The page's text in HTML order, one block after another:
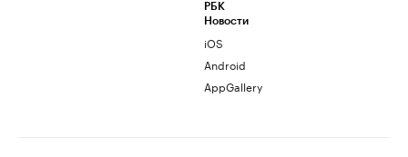
РБК
Новости
iOS
Android
AppGallery